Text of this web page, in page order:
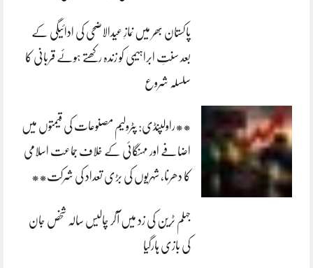
پاکستان بھر میں نمازِ عیدالاضحی کی ادائیگی کے
بعد سنتِ ابراہیمی کو زندہ رکھتے ہوئے قربانی کا
سلسلہ شروع
**راولپنڈی: پٹرولیم مصنوعات کی قیمتوں میں
اضافے اور مہنگائی کے خلاف جماعت اسلامی
کا دھرنا، شہریوں کی بڑی تعداد کی شرکت**
جہلم ٹرین کی زد میں آکر چالیس سالہ شخص جان
کی بازی ہارگیا